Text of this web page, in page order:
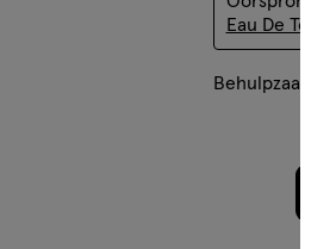
Eau De
Behulpzaam?